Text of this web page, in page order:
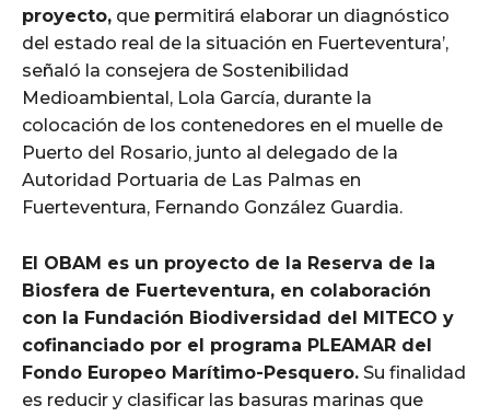
proyecto, que permitirá elaborar un diagnóstico
del estado real de la situación en Fuerteventura’,
señaló la consejera de Sostenibilidad
Medioambiental, Lola García, durante la
colocación de los contenedores en el muelle de
Puerto del Rosario, junto al delegado de la
Autoridad Portuaria de Las Palmas en
Fuerteventura, Fernando González Guardia.
El OBAM es un proyecto de la Reserva de la
Biosfera de Fuerteventura, en colaboración
con la Fundación Biodiversidad del MITECO y
cofinanciado por el programa PLEAMAR del
Fondo Europeo Marítimo-Pesquero. Su finalidad
es reducir y clasificar las basuras marinas que